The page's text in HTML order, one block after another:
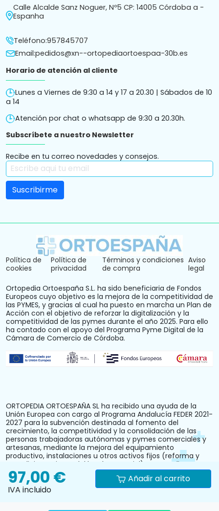
Calle Alcalde Sanz Noguer, Nº5 CP: 14005 Córdoba a -
Espanha
Teléfono:957845707
Email:pedidos@xn--ortopediaortoespaa-30b.es
Horario de atención al cliente
Lunes a Viernes de 9:30 a 14 y 17 a 20.30 | Sábados de 10
a 14
Atención por chat o whatsapp de 9:30 a 20.30h.
Subscríbete a nuestro Newsletter
Recibe en tu correo novedades y consejos.
Política de
cookies
Política de
privacidad
Términos y condiciones
de compra
Aviso
legal
Ortopedia Ortoespaña S.L. ha sido beneficiaria de Fondos
Europeos cuyo objetivo es la mejora de la competitividad de
las PYMES, y gracias al cual ha puesto en marcha un Plan de
Acción con el objetivo de reforzar la digitalización y la
competitividad de las pymes durante el año 2025. Para ello
ha contado con el apoyo del Programa Pyme Digital de la
Cámara de Comercio de Córdoba.
ORTOPEDIA ORTOESPAÑA SL ha recibido una ayuda de la
Unión Europea con cargo al Programa Andalucía FEDER 2021-
2027 para la subvención destinada al fomento del
crecimiento, la competitividad y la consolidación de las
personas trabajadoras autónomas y pymes comerciales y
artesanas, mediante la mejora del equipamiento
productivo, instalaciones u otros activos fijos (reforma y
acondicionamiento del local comercial). N.º Expediente:
PYM242024CO000000028.
97,00 €
IVA incluido
Añadir al carrito